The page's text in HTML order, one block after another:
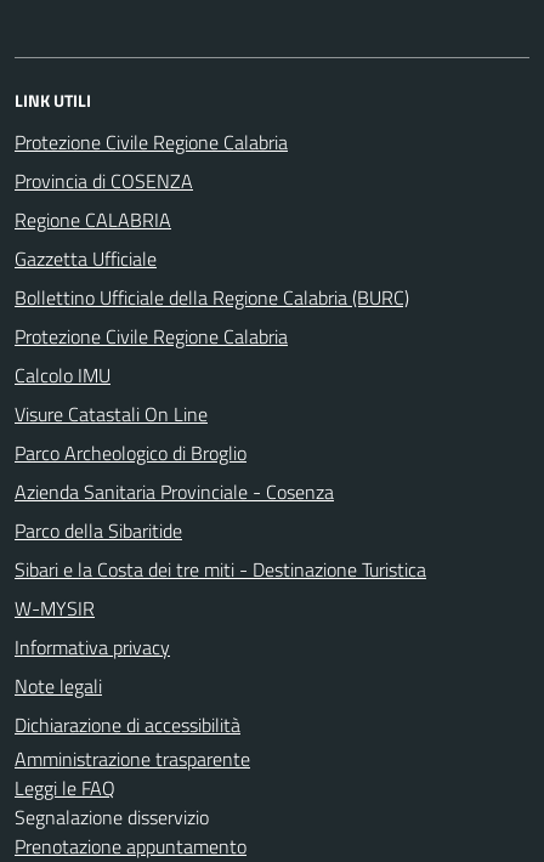
LINK UTILI
Protezione Civile Regione Calabria
Provincia di COSENZA
Regione CALABRIA
Gazzetta Ufficiale
Bollettino Ufficiale della Regione Calabria (BURC)
Protezione Civile Regione Calabria
Calcolo IMU
Visure Catastali On Line
Parco Archeologico di Broglio
Azienda Sanitaria Provinciale - Cosenza
Parco della Sibaritide
Sibari e la Costa dei tre miti - Destinazione Turistica
W-MYSIR
Informativa privacy
Note legali
Dichiarazione di accessibilità
Amministrazione trasparente
Leggi le FAQ
Segnalazione disservizio
Prenotazione appuntamento